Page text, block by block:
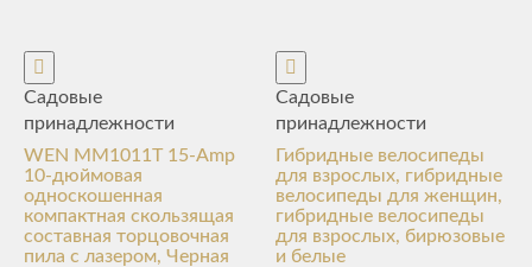
Садовые
принадлежности
WEN MM1011T 15-Amp
10-дюймовая
односкошенная
компактная скользящая
составная торцовочная
пила с лазером, Черная
Садовые
принадлежности
Гибридные велосипеды
для взрослых, гибридные
велосипеды для женщин,
гибридные велосипеды
для взрослых, бирюзовые
и белые